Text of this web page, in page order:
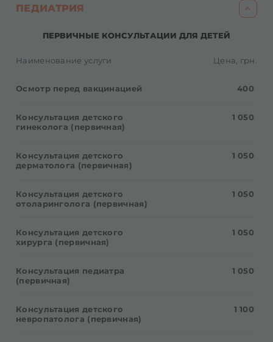
ПЕДИАТРИЯ
ПЕРВИЧНЫЕ КОНСУЛЬТАЦИИ ДЛЯ ДЕТЕЙ
Наименование услуги Цена, грн.
Осмотр перед вакцинацией 400
Консультация детского
гинеколога (первичная)
1 050
Консультация детского
дерматолога (первичная)
1 050
Консультация детского
отоларинголога (первичная)
1 050
Консультация детского
хирурга (первичная)
1 050
Консультация педиатра
(первичная)
1 050
Консультация детского
невропатолога (первичная)
1 100